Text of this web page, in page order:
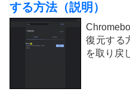
する方法（説明）
復元する
を取り戻